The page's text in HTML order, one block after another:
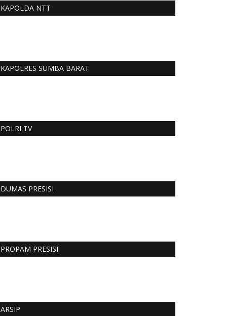
KAPOLDA NTT
KAPOLRES SUMBA BARAT
POLRI TV
DUMAS PRESISI
PROPAM PRESISI
ARSIP